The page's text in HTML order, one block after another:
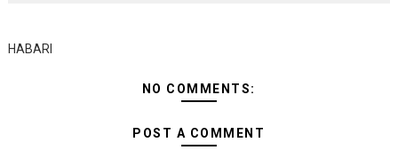
HABARI
NO COMMENTS:
POST A COMMENT